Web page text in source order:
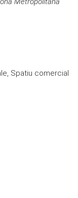
Spatiu comercial